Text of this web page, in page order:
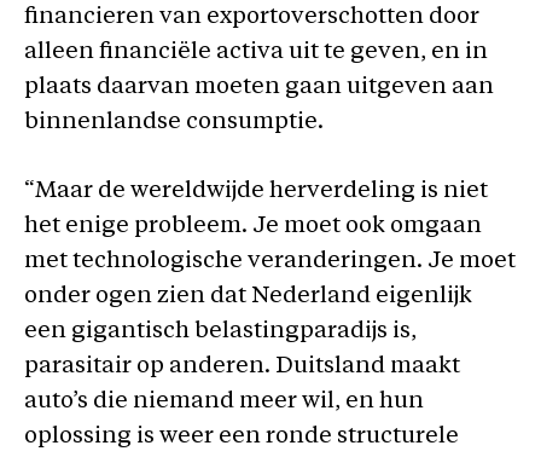
financieren van exportoverschotten door
alleen financiële activa uit te geven, en in
plaats daarvan moeten gaan uitgeven aan
binnenlandse consumptie.
“Maar de wereldwijde herverdeling is niet
het enige probleem. Je moet ook omgaan
met technologische veranderingen. Je moet
onder ogen zien dat Nederland eigenlijk
een gigantisch belastingparadijs is,
parasitair op anderen. Duitsland maakt
auto’s die niemand meer wil, en hun
oplossing is weer een ronde structurele